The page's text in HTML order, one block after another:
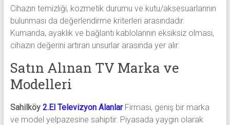
Cihazın temizliği, kozmetik durumu ve kutu/aksesuarlarının
bulunması da değerlendirme kriterleri arasındadır.
Kumanda, ayaklık ve bağlantı kablolarının eksiksiz olması,
cihazın değerini artıran unsurlar arasında yer alır.
Satın Alınan TV Marka ve
Modelleri
Sahilköy 2.El Televizyon AlanlarFirması, geniş bir marka
ve model yelpazesine sahiptir. Piyasada yaygın olarak